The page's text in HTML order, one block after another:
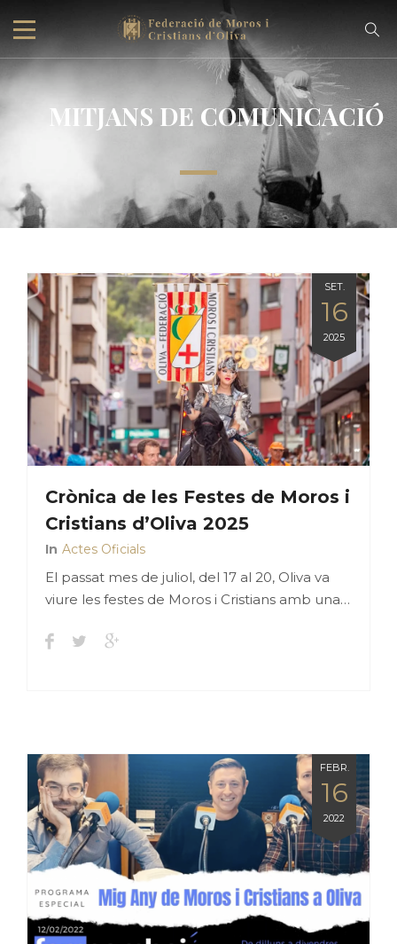
MITJANS DE COMUNICACIÓ
SET.
16
2025
Crònica de les Festes de Moros i
Cristians d’Oliva 2025
In Actes Oficials
El passat mes de juliol, del 17 al 20, Oliva va
viure les festes de Moros i Cristians amb una…
FEBR.
16
2022